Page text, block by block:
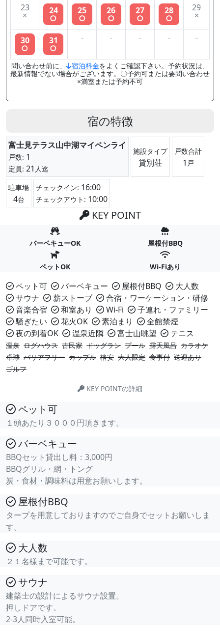
23
× 24
○
25
○
26
○
27
○
28
○
29
×
30
○
31
○
- - - - -
問い合わせ前に、 宿泊料金をよくご確認下さい。予約状況は、
最新情報でない場合がございます。〇予約可または要問い合わせ
×満室または予約不可
宿の特徴
富士見テラス山中湖マイペンライ
戸数: 1
定員: 21 人迄
施設タイプ
貸別荘
戸数合計
1 戸
駐車場
4台
チェックイン: 16:00
チェックアウト: 10:00
KEY POINT
バーベキューOK 屋根付BBQ
ペットOK Wi-Fiあり
ペット可 バーベキュー 屋根付BBQ
大人数
サウナ
薪ストーブ
合宿・ワーケーション・研修
音楽合宿
和室あり Wi-Fi
子連れ・ファミリー
騒ぎたい
花火OK 素泊まり
全館禁煙
夜の到着OK
温泉近隣 富士山眺望 テニス
温泉 ログハウス 古民家 ドッグラン プール 露天風呂 カラオケ
卓球 バリアフリー カップル 格安 大人限定 食事付 送迎あり
ゴルフ
KEY POINTの詳細
ペット可
１頭あたり３０００円頂きます。
バーベキュー
BBQセット貸出し料：3,000円
BBQグリル・網・トング
炭・食材・調味料は用意お願いします。
屋根付BBQ
タープを用意しておりますのでご自身でセットお願いしま
す。
大人数
２１名様まで可能です。
サウナ
建築士の設計によるサウナ設置。
押しドアです。
2-3人同時入室可能。